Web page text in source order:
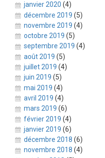
janvier 2020 (4)
décembre 2019 (5)
novembre 2019 (4)
octobre 2019 (5)
septembre 2019 (4)
août 2019 (5)
juillet 2019 (4)
juin 2019 (5)
mai 2019 (4)
avril 2019 (4)
mars 2019 (6)
février 2019 (4)
janvier 2019 (6)
décembre 2018 (6)
novembre 2018 (4)